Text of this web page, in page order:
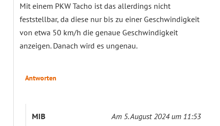
Mit einem PKW Tacho ist das allerdings nicht
feststellbar, da diese nur bis zu einer Geschwindigkeit
von etwa 50 km/h die genaue Geschwindigkeit
anzeigen. Danach wird es ungenau.
Antworten
MIB Am 5. August 2024 um 11:53